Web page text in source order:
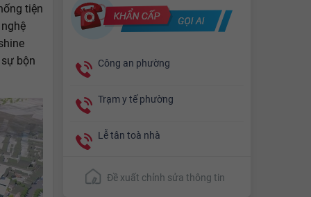
Công an phường
Trạm y tế phường
Lễ tân toà nhà
Đề xuất chỉnh sửa thông tin
tiện
bộn